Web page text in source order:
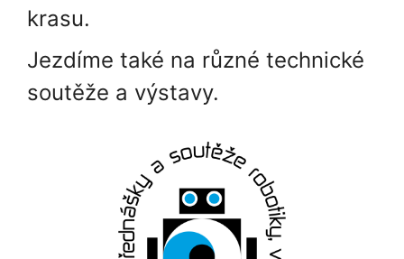
krasu.
Jezdíme také na různé technické
soutěže a výstavy.